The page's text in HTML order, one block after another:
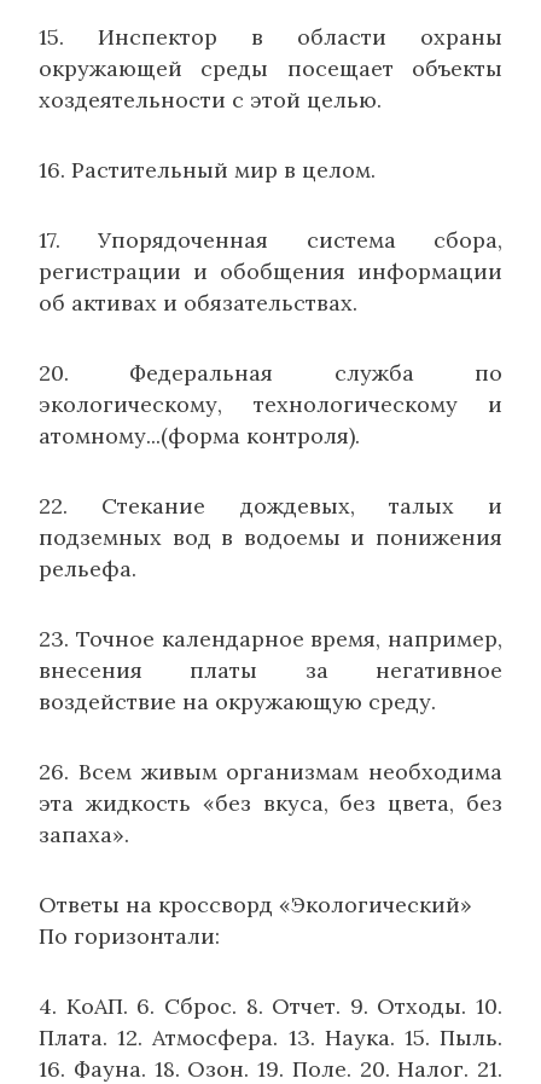
15. Инспектор в области охраны
окружающей среды посещает объекты
хоздеятельности с этой целью.
16. Растительный мир в целом.
17. Упорядоченная система сбора,
регистрации и обобщения информации
об активах и обязательствах.
20. Федеральная служба по
экологическому, технологическому и
атомному...(форма контроля).
22. Стекание дождевых, талых и
подземных вод в водоемы и понижения
рельефа.
23. Точное календарное время, например,
внесения платы за негативное
воздействие на окружающую среду.
26. Всем живым организмам необходима
эта жидкость «без вкуса, без цвета, без
запаха».
Ответы на кроссворд «Экологический»
По горизонтали:
4. КоАП. 6. Сброс. 8. Отчет. 9. Отходы. 10.
Плата. 12. Атмосфера. 13. Наука. 15. Пыль.
16. Фауна. 18. Озон. 19. Поле. 20. Налог. 21.